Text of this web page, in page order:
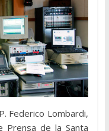
Federico Lombardi,
Prensa de la Santa